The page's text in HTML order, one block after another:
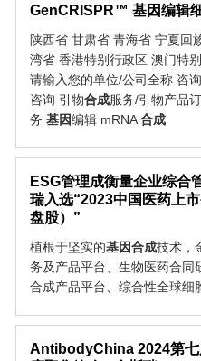
GenCRISPR™ 基因编辑
陕西省 甘肃省 青海省 宁夏回
湾省 香港特别行政区 澳门特
请输入您的单位/公司全称 咨
咨询 引物合成服务/引物产品
务 基因编辑 mRNA合成
ESG管理成衡量企业综合
瑞入选“2023中国医药上
盘股）”
植根于坚实的基因合成技术，
务及产品平台、生物医药合同
合成产品平台、综合性全球细
AntibodyChina 2024第